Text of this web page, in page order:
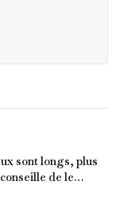
sont longs, plus
de le